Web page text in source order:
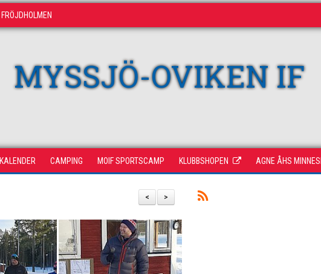
FRÖJDHOLMEN
MYSSJÖ-OVIKEN IF
KALENDER CAMPING MOIF SPORTSCAMP KLUBBSHOPEN AGNE ÅHS
>
<